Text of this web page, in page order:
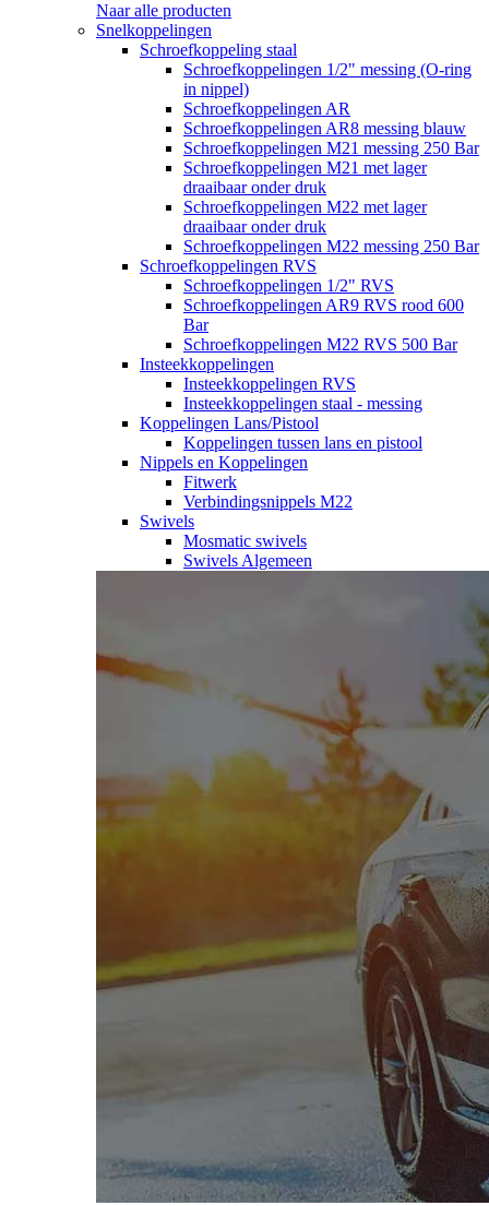
Naar alle producten
Snelkoppelingen
Schroefkoppeling staal
Schroefkoppelingen 1/2" messing (O-ring
in nippel)
Schroefkoppelingen AR
Schroefkoppelingen AR8 messing blauw
Schroefkoppelingen M21 messing 250 Bar
Schroefkoppelingen M21 met lager
draaibaar onder druk
Schroefkoppelingen M22 met lager
draaibaar onder druk
Schroefkoppelingen M22 messing 250 Bar
Schroefkoppelingen RVS
Schroefkoppelingen 1/2" RVS
Schroefkoppelingen AR9 RVS rood 600
Bar
Schroefkoppelingen M22 RVS 500 Bar
Insteekkoppelingen
Insteekkoppelingen RVS
Insteekkoppelingen staal - messing
Koppelingen Lans/Pistool
Koppelingen tussen lans en pistool
Nippels en Koppelingen
Fitwerk
Verbindingsnippels M22
Swivels
Mosmatic swivels
Swivels Algemeen